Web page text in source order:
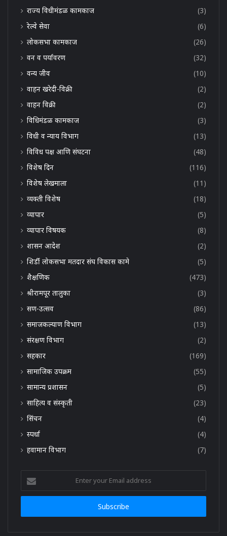
राज्य विधीमंडळ कामकाज
(3)
रेल्वे सेवा
(6)
लोकसभा कामकाज
(26)
वन व पर्यावरण
(32)
वन्य जीव
(10)
वाहन खरेदी-विक्री
(2)
वाहन विक्री
(2)
विधिमंडळ कामकाज
(3)
विधी व न्याय विभाग
(13)
विविध पक्ष आणि संघटना
(48)
विशेष दिन
(116)
विशेष लेखमाला
(11)
व्यक्ती विशेष
(18)
व्यापार
(5)
व्यापार विषयक
(8)
शासन आदेश
(2)
शिर्डी लोकसभा मतदार संघ विकास कामे
(5)
शैक्षणिक
(473)
श्रीरामपूर तालुका
(3)
सण-उत्सव
(86)
समाजकल्याण विभाग
(13)
संरक्षण विभाग
(2)
सहकार
(169)
सामाजिक उपक्रम
(55)
सामान्य प्रशासन
(5)
साहित्य व संस्कृती
(23)
सिंचन
(4)
स्पर्धा
(4)
हवामान विभाग
(7)
your
Email